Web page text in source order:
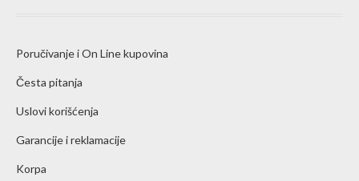
Poručivanje i On Line kupovina
Česta pitanja
Uslovi korišćenja
Garancije i reklamacije
Korpa